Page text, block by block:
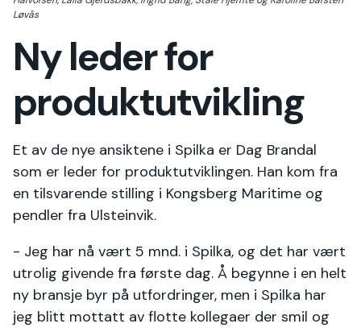
Løvås
Ny leder for
produktutvikling
Et av de nye ansiktene i Spilka er Dag Brandal
som er leder for produktutviklingen. Han kom fra
en tilsvarende stilling i Kongsberg Maritime og
pendler fra Ulsteinvik.
- Jeg har nå vært 5 mnd. i Spilka, og det har vært
utrolig givende fra første dag. Å begynne i en helt
ny bransje byr på utfordringer, men i Spilka har
jeg blitt mottatt av flotte kollegaer der smil og